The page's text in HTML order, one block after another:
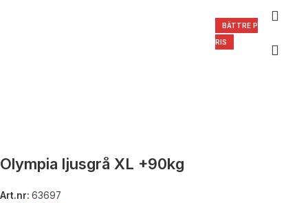
BÄTTRE P
RIS
Olympia ljusgrå XL +90kg
Art.nr: 63697